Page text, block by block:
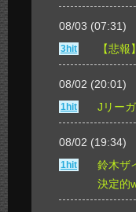
08/03 (07:31)
3hit
【悲
08/02 (20:01)
1hit
Jリー
08/02 (19:34)
1hit
鈴木ザ
決定的